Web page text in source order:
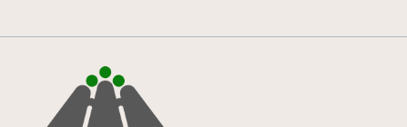
al
popularidad